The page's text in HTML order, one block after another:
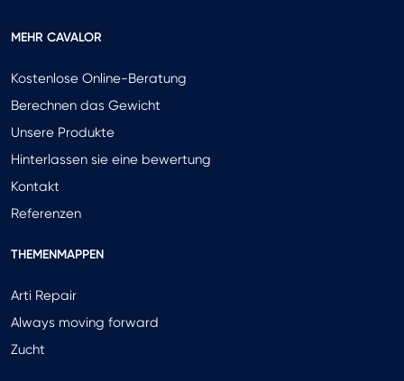
MEHR CAVALOR
Kostenlose Online-Beratung
Berechnen das Gewicht
Unsere Produkte
Hinterlassen sie eine bewertung
Kontakt
Referenzen
THEMENMAPPEN
Arti Repair
Always moving forward
Zucht